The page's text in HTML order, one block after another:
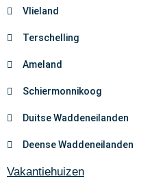
Vlieland
Terschelling
Ameland
Schiermonnikoog
Duitse Waddeneilanden
Deense Waddeneilanden
Vakantiehuizen